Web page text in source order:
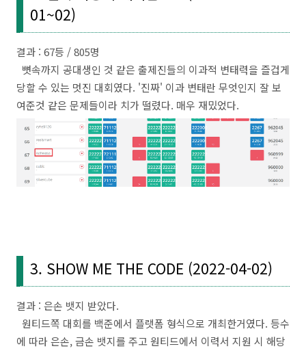
01~02)
결과 : 67등 / 805명
뼛속까지 공대생인 것 같은 출제진들의 이과적 변태력을 즐겁게
당할 수 있는 멋진 대회였다. '진짜' 이과 변태란 무엇인지 잘 보
여준것 같은 문제들이라 치가 떨렸다. 매우 재밌었다.
3. SHOW ME THE CODE (2022-04-02)
결과 : 은손 뱃지 받았다.
원티드쪽 대회를 백준에서 플랫폼 형식으로 개최한거였다. 등수
에 따라 은손, 금손 뱃지를 주고 원티드에서 이력서 지원 시 해당